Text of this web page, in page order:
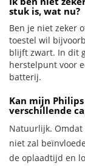
stuk is, wat nu?
Ben je niet zeker
toestel wil
blijft zwart. In dit
herstelpunt voor
batterij.
Kan mijn Philips
verschillende
Natuurlijk. Omdat
niet zal
de oplaadtijd en